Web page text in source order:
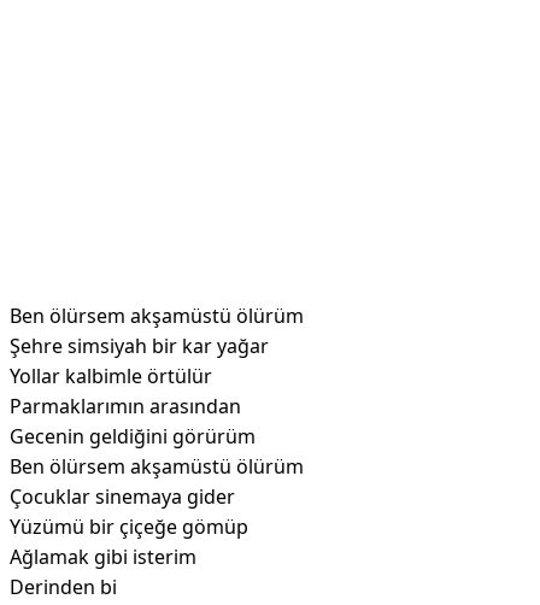
Ben ölürsem akşamüstü ölürüm
Şehre simsiyah bir kar yağar
Yollar kalbimle örtülür
Parmaklarımın arasından
Gecenin geldiğini görürüm
Ben ölürsem akşamüstü ölürüm
Çocuklar sinemaya gider
Yüzümü bir çiçeğe gömüp
Ağlamak gibi isterim
Derinden bi